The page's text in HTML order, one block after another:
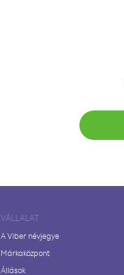
VÁLLALAT
A Viber névjegye
Márkaközpont
Állások